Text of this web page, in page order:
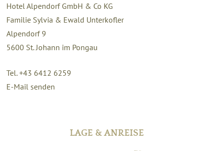
Hotel Alpendorf GmbH & Co KG
Familie Sylvia & Ewald Unterkofler
Alpendorf 9
5600 St. Johann im Pongau
Tel. +43 6412 6259
E-Mail senden
LAGE & ANREISE